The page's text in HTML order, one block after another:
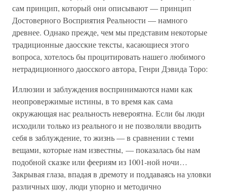
сам принцип, который они описывают — принцип
Достоверного Восприятия Реальности — намного
древнее. Однако прежде, чем мы представим некоторые
традиционные даосские тексты, касающиеся этого
вопроса, хотелось бы процитировать нашего любимого
нетрадиционного даосского автора, Генри Дэвида Торо:
Иллюзии и заблуждения воспринимаются нами как
неопровержимые истины, в то время как сама
окружающая нас реальность невероятна. Если бы люди
исходили только из реального и не позволяли вводить
себя в заблуждение, то жизнь — в сравнении с теми
вещами, которые нам известны, — показалась бы нам
подобной сказке или феериям из 1001-ной ночи…
Закрывая глаза, впадая в дремоту и поддаваясь на уловки
различных шоу, люди упорно и методично